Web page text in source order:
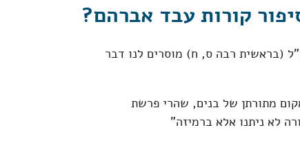
קורות עבד אברהם?
(בראשית רבה ס, ח) מוסרים לנו דבר
מתורתן של בנים, שהרי פרשת
לא ניתנו אלא ברמיזה"